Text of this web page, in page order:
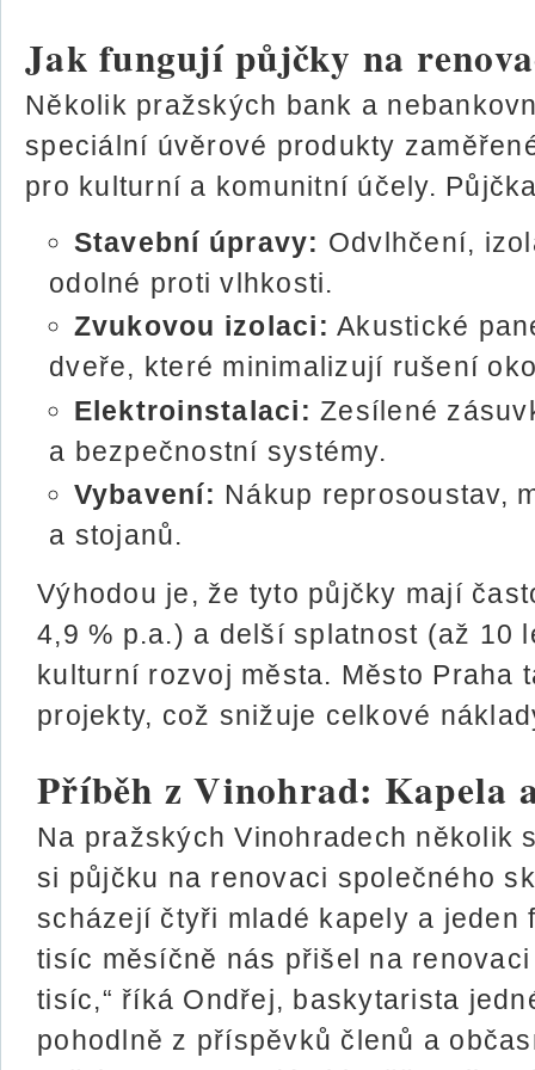
Jak fungují půjčky na
Několik pražských bank a
speciální úvěrové produkty
pro kulturní a komunitní účely.
Stavební úpravy: Odvlhčení,
odolné proti vlhkosti.
Zvukovou izolaci: Akustické
dveře, které minimalizují rušení
Elektroinstalaci: Zesílené
a bezpečnostní systémy.
Vybavení: Nákup reprosoustav,
a stojanů.
Výhodou je, že tyto půjčky mají
4,9 % p.a.) a delší splatnost (až 10
kulturní rozvoj města. Město Praha
projekty, což snižuje celkové
Příběh z Vinohrad: Kapela
Na pražských Vinohradech několik
si půjčku na renovaci společného
scházejí čtyři mladé kapely a jeden
tisíc měsíčně nás přišel na
tisíc,“ říká Ondřej, baskytarista
pohodlně z příspěvků členů a